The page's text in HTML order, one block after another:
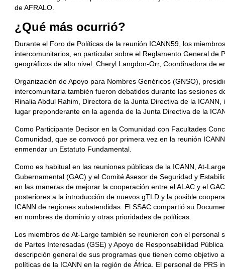
de AFRALO.
¿ Qué más ocurrió?
Durante el Foro de Políticas de la reunión ICANN59, los
intercomunitarios, en particular sobre el Reglamento General de
geográficos de alto nivel. Cheryl Langdon-Orr, Coordinadora de
Organización de Apoyo para Nombres Genéricos (GNSO),
intercomunitaria también fueron debatidos durante las sesiones
Rinalia Abdul Rahim, Directora de la Junta Directiva de la
lugar preponderante en la agenda de la Junta Directiva de la
Como Participante Decisor en la Comunidad con Facultades
Comunidad, que se convocó por primera vez en la reunión
enmendar un Estatuto Fundamental.
Como es habitual en las reuniones públicas de la ICANN, At-
Gubernamental (GAC) y el Comité Asesor de Seguridad y
en las maneras de mejorar la cooperación entre el ALAC y el
posteriores a la introducción de nuevos gTLD y la posible
ICANN de regiones subatendidas. El SSAC compartió su
en nombres de dominio y otras prioridades de políticas.
Los miembros de At-Large también se reunieron con el personal
de Partes Interesadas (GSE) y Apoyo de Responsabilidad
descripción general de sus programas que tienen como objetivo
políticas de la ICANN en la región de África. El personal de PRS